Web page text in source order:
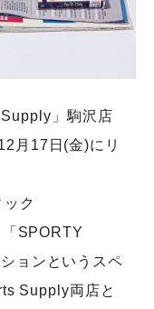
」駒沢店
月17日(金)にリ
ク
SPORTY
ョンというスペ
Supply両店と